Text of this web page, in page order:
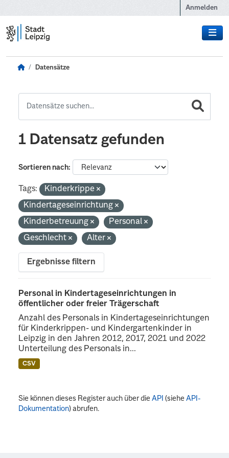
Anmelden
Datensätze
1 Datensatz gefunden
Sortieren nach
Tags:
Kinderkrippe
Kindertageseinrichtung
Kinderbetreuung
Personal
Geschlecht
Alter
Ergebnisse filtern
Personal in Kindertageseinrichtungen in
öffentlicher oder freier Trägerschaft
Anzahl des Personals in Kindertageseinrichtungen
für Kinderkrippen- und Kindergartenkinder in
Leipzig in den Jahren 2012, 2017, 2021 und 2022
Unterteilung des Personals in...
CSV
Sie können dieses Register auch über dieAPI (sieheAPI-
Dokumentation) abrufen.